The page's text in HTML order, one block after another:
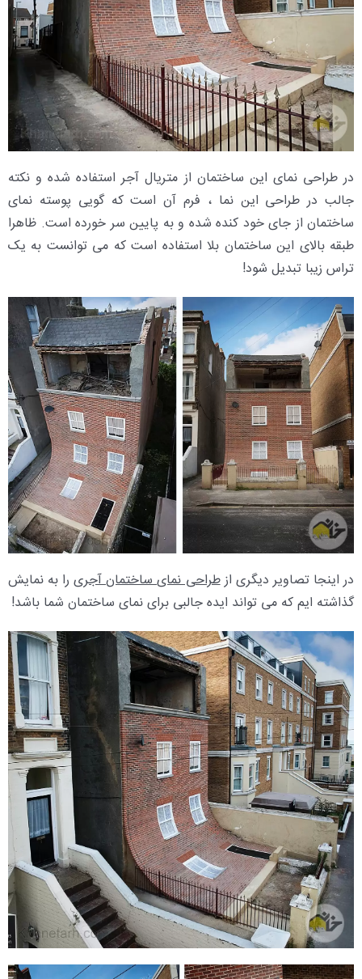
در طراحی نمای این ساختمان از متریال آجر استفاده شده و نکته
جالب در طراحی این نما ، فرم آن است که گویی پوسته نمای
ساختمان از جای خود کنده شده و به پایین سر خورده است. ظاهرا
طبقه بالای این ساختمان بلا استفاده است که می توانست به یک
تراس زیبا تبدیل شود!
در اینجا تصاویر دیگری ازطراحی نمای ساختمان آجریرا به نمایش
گذاشته ایم که می تواند ایده جالبی برای نمای ساختمان شما باشد!